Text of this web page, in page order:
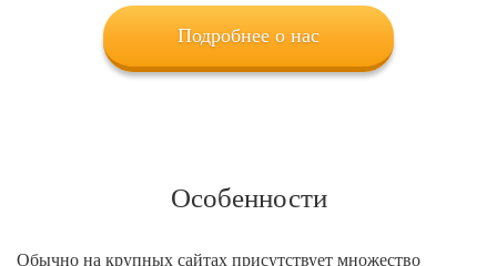
Подробнее о нас
Особенности
Обычно на крупных сайтах присутствует множество